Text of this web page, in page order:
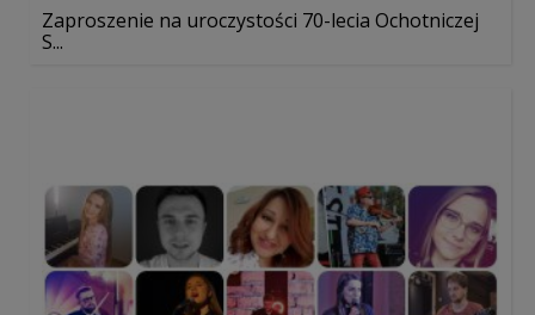
Zaproszenie na uroczystości 70-lecia Ochotniczej
S...